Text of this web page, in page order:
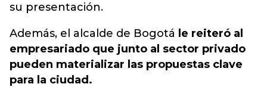
su presentación.
Además, el alcalde de Bogotá le reiteró al
empresariado que junto al sector privado
pueden materializar las propuestas clave
para la ciudad.